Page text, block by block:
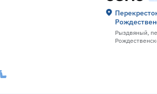
Рыздвяный,